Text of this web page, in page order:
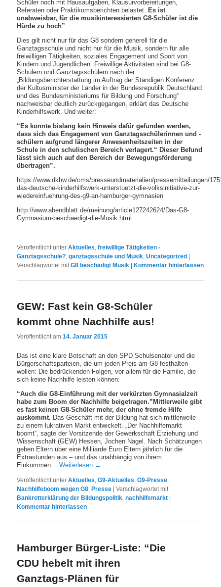
Schüler noch mit Hausaufgaben, Klausurvorbereitungen,
Referaten oder Praktikumsberichten belastet.
Es ist
unabweisbar, für die musikinteressierten G8-Schüler ist die
Hürde zu hoch”
Dies gilt nicht nur für das G8 sondern generell für die
Ganztagsschule und nicht nur für die Musik, sondern für alle
freiwilligen Tätigkeiten, soziales Engagement und Sport von
Kindern und Jugendlichen. Freiwillige Aktivitäten sind bei G8-
Schülern und Ganztagsschülern nach der
„Bildungsberichterstattung im Auftrag der Ständigen Konferenz
der Kultusminister der Länder in der Bundesrepublik Deutschland
und des Bundesministeriums für Bildung und Forschung“
nachweisbar deutlich zurückgegangen, erklärt das Deutsche
Kinderhilfswerk. Und weiter:
“Es konnte bislang kein Hinweis dafür gefunden werden,
dass sich das Engagement von Ganztagsschülerinnen und -
schülern aufgrund längerer Anwesenheitszeiten in der
Schule in den schulischen Bereich verlagert.“ Dieser Befund
lässt sich auch auf den Bereich der Bewegungsförderung
übertragen”.
https://www.dkhw.de/cms/presseundmaterialien/pressemitteilungen/
das-deutsche-kinderhilfswerk-unterstuetzt-die-volksinitiative-zur-
wiedereinfuehrung-des-g9-an-hamburger-gymnasien
http://www.abendblatt.de/meinung/article127242624/Das-G8-
Gymnasium-beschaedigt-die-Musik.html
Veröffentlicht unter Aktuelles,freiwillige Tätigkeiten -
Ganztagsschule?,ganztagsschule und Musik,Uncategorized
Verschlagwortet mit G8 beschädigt Musik Kommentar hinterlassen
GEW: Fast kein G8-Schüler
kommt ohne Nachhilfe aus!
Veröffentlicht am14. Januar 2015
Das ist eine klare Botschaft an den SPD Schulsenator und die
Bürgerschaftsparteien, die um jeden Preis am G8 festhalten
wollen: Die bedrückenden Folgen, vor allem für die Familie, die
sich keine Nachhilfe leisten können:
“Auch die G8-Einführung mit der verkürzten Gymnasialzeit
habe zum Boom der Nachhilfe beigetragen.”Mittlerweile gibt
es fast keinen G8-Schüler mehr, der ohne fremde Hilfe
auskommt. Das Geschäft mit der Bildung hat sich mittlerweile
zu einem lukrativen Markt entwickelt. „Der Nachhilfemarkt
boomt“, sagte der Vorsitzende der Gewerkschaft Erziehung und
Wissenschaft (GEW) Hessen, Jochen Nagel. Nach Schätzungen
geben Eltern über eine Milliarde Euro Eltern jährlich für die
Extrastunden aus – und das unabhängig von ihrem
Einkommen…Weiterlesen →
Veröffentlicht unter Aktuelles ,G9-Aktuelles ,G9-Presse
Nachhilfeboom wegen G8 ,Presse |Verschlagwortet mit
Bankrotterklärung der Bildungspolitik ,nachhilfemarkt |
Kommentar hinterlassen
Hamburger Bürger-Liste: “Die
CDU hebelt mit ihren
Ganztags-Plänen für